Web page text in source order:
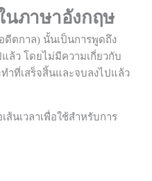
ภาษาอังกฤษ
ตกาล) นั้นเป็นการพูดถึง
ล้ว โดยไม่มีความเกี่ยวกับ
ำที่เสร็จสิ้นและจบลงไปแล้ว
ส้นเวลาเพื่อใช้สำหรับการ